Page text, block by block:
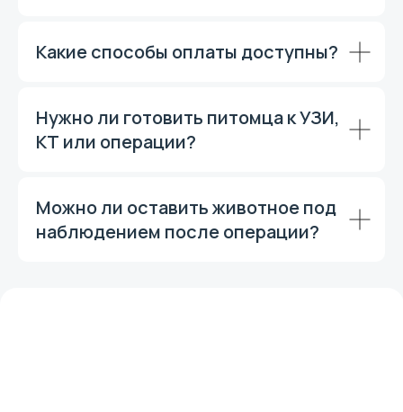
Какие способы оплаты доступны?
Нужно ли готовить питомца к УЗИ,
КТ или операции?
Можно ли оставить животное под
наблюдением после операции?